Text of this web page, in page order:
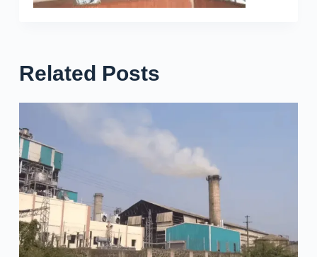
Related Posts